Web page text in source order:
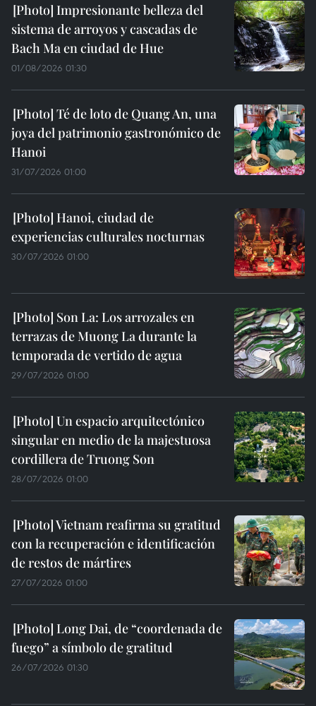
Impresionante belleza del
sistema de arroyos y cascadas de
Bach Ma en ciudad de Hue
01/08/2026 01:30
Té de loto de Quang An, una
joya del patrimonio gastronómico de
Hanoi
31/07/2026 01:00
Hanoi, ciudad de
experiencias culturales nocturnas
30/07/2026 01:00
Son La: Los arrozales en
terrazas de Muong La durante la
temporada de vertido de agua
29/07/2026 01:00
Un espacio arquitectónico
singular en medio de la majestuosa
cordillera de Truong Son
28/07/2026 01:00
Vietnam reafirma su gratitud
con la recuperación e identificación
de restos de mártires
27/07/2026 01:00
Long Dai, de “coordenada de
fuego” a símbolo de gratitud
26/07/2026 01:30